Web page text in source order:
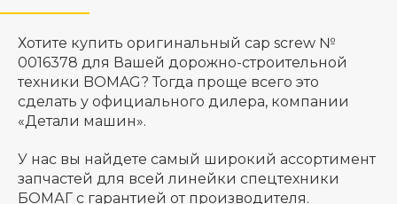
Хотите купить оригинальный cap screw №
0016378 для Вашей дорожно-строительной
техники BOMAG? Тогда проще всего это
сделать у официального дилера, компании
«Детали машин».
У нас вы найдете самый широкий ассортимент
запчастей для всей линейки спецтехники
БОМАГ с гарантией от производителя.